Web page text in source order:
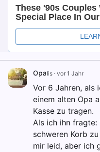
Opalis · vor 1 Jahr
Vor 6 Jahren, als
einem alten Opa
Kasse zu tragen.
Als ich ihn fragte:
schweren Korb
mir leid, aber ich